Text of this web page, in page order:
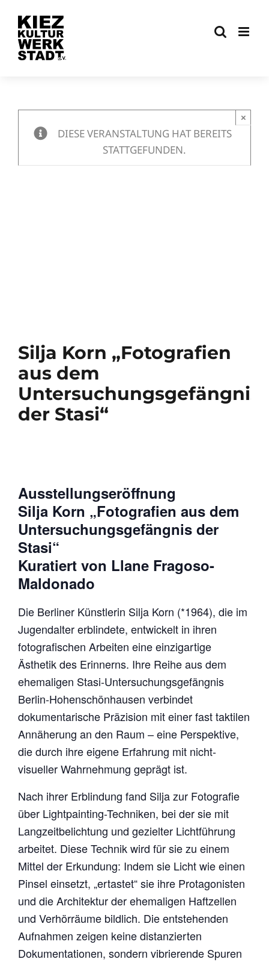
Inhalt
springen
DIESE VERANSTALTUNG HAT BEREITS
STATTGEFUNDEN.
×
Silja Korn „Fotografien
aus dem
Untersuchungsgefängnis
der Stasi“
Ausstellungseröffnung
Silja Korn „Fotografien aus dem
Untersuchungsgefängnis der
Stasi“
Kuratiert von Llane Fragoso-
Maldonado
Die Berliner Künstlerin Silja Korn (*1964), die im
Jugendalter erblindete, entwickelt in ihren
fotografischen Arbeiten eine einzigartige
Ästhetik des Erinnerns. Ihre Reihe aus dem
ehemaligen Stasi-Untersuchungsgefängnis
Berlin-Hohenschönhausen verbindet
dokumentarische Präzision mit einer fast taktilen
Annäherung an den Raum – eine Perspektive,
die durch ihre eigene Erfahrung mit nicht-
visueller Wahrnehmung geprägt ist.
Nach ihrer Erblindung fand Silja zur Fotografie
über Lightpainting-Techniken, bei der sie mit
Langzeitbelichtung und gezielter Lichtführung
arbeitet. Diese Technik wird für sie zu einem
Mittel der Erkundung: Indem sie Licht wie einen
Pinsel einsetzt, „ertastet“ sie ihre Protagonisten
und die Architektur der ehemaligen Haftzellen
und Verhörräume bildlich. Die entstehenden
Aufnahmen zeigen keine distanzierten
Dokumentationen, sondern vibrierende Spuren